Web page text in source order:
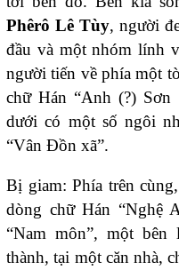
Phêrô Lê Tùy, người
đầu và một nhóm lính
người tiến về phía một
chữ Hán “Anh (?) Sơn
dưới có một số ngôi
“Vân Đồn xã”.
Bị giam: Phía trên
dòng chữ Hán “Nghệ
“Nam môn”, một
thành, tại một căn nhà,